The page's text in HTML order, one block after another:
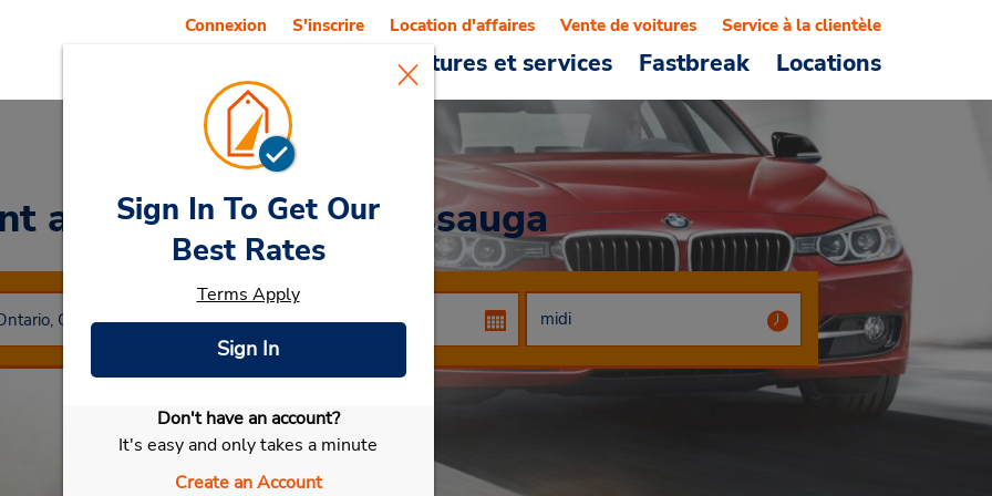
Voitures et services Fastbreak Locations
Connexion S'inscrire Location d'affaires Vente de voitures Service à la clientèle
a Carat West Mississauga
Sélectionner ma voiture
Sign In To Get Our
Best Rates
Terms Apply
Sign In
Don't have an account?
It's easy and only takes a minute
Create an Account